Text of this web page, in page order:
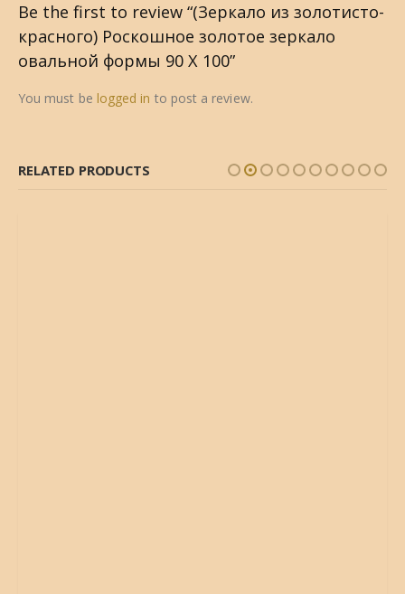
Be the first to review “(Зеркало из золотисто-
красного) Роскошное золотое зеркало
овальной формы 90 Х 100”
You must be logged in to post a review.
RELATED PRODUCTS